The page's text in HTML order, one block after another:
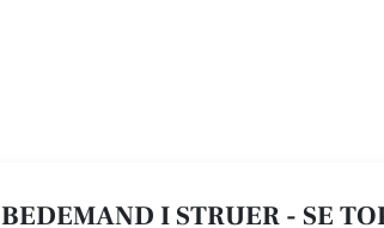
BEDEMAND I STRUER - SE